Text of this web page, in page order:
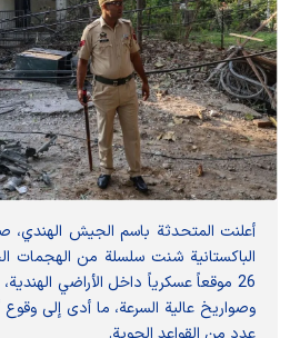
أعلنت المتحدثة باسم الجيش الهندي،
الباكستانية شنت سلسلة من الهجمات
26 موقعاً عسكرياً داخل الأراضي
وصواريخ عالية السرعة، ما أدى إلى